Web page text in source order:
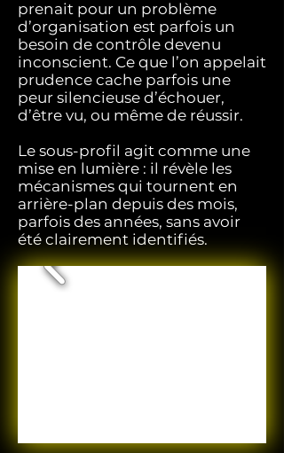
prenait pour un problème
d’organisation est parfois un
besoin de contrôle devenu
inconscient.​​ Ce que l’on appelait
prudence cache parfois une
peur silencieuse d’échouer,
d’être vu, ou même de réussir.
Le sous-profil agit comme une
mise en lumière : il révèle les
mécanismes qui tournent en
arrière-plan depuis des mois,
parfois des années, sans avoir
été clairement identifiés.